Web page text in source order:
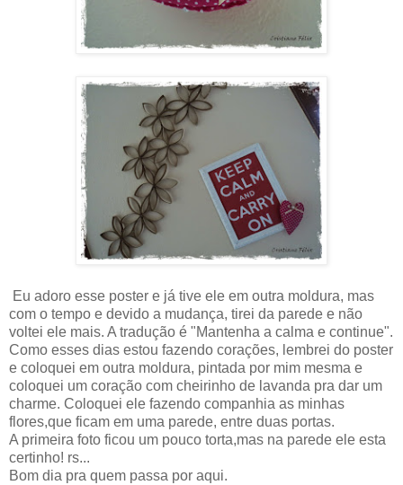
Eu adoro esse poster e já tive ele em outra moldura, mas
com o tempo e devido a mudança, tirei da parede e não
voltei ele mais. A tradução é "Mantenha a calma e continue".
Como esses dias estou fazendo corações, lembrei do poster
e coloquei em outra moldura, pintada por mim mesma e
coloquei um coração com cheirinho de lavanda pra dar um
charme. Coloquei ele fazendo companhia as minhas
flores,que ficam em uma parede, entre duas portas.
A primeira foto ficou um pouco torta,mas na parede ele esta
certinho! rs...
Bom dia pra quem passa por aqui.